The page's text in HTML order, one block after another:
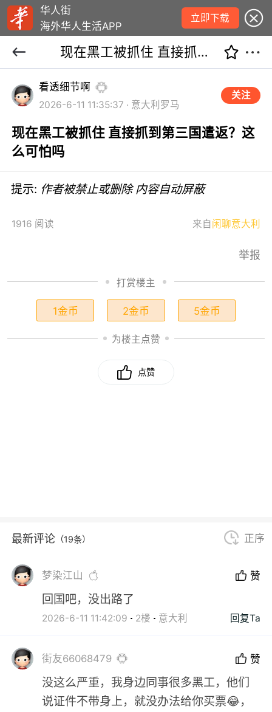
华人街
海外华人生活APP
立即下载
现在黑工被抓住 直接抓到第三国遣返？这么可怕吗
看透细节啊
2026-6-11 11:35:37 · 意大利罗马
关注
现在黑工被抓住 直接抓到第三国遣返？这
么可怕吗
提示: 作者被禁止或删除 内容自动屏蔽
1916 阅读 来自 闲聊意大利
举报
打赏楼主
1金币 2金币 5金币
为楼主点赞
点赞
最新评论 （19条） 正序
梦染江山 赞
回国吧，没出路了
2026-6-11 11:42:09 2楼 意大利 回复Ta
街友66068479 赞
没这么严重，我身边同事很多黑工，他们
说证件不带身上，就没办法给你买票😂，